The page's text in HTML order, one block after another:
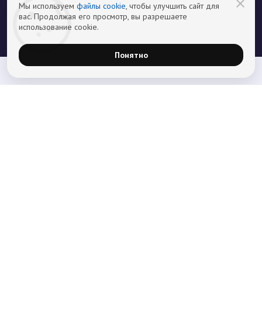
Мы используем файлы cookie, чтобы улучшить сайт для
вас. Продолжая его просмотр, вы разрешаете
использование cookie.
Понятно